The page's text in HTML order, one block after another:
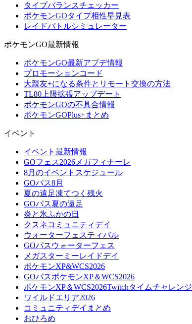
タイプバランスチェッカー
ポケモンGOタイプ相性早見表
レイドバトルシミュレーター
ポケモンGO最新情報
ポケモンGO最新アプデ情報
プロモーションコード
大親友+になる条件とリモート交換の方法
TL80上限拡張アップデート
ポケモンGOの不具合情報
ポケモンGOPlus+まとめ
イベント
イベント最新情報
GOフェス2026メガフィナーレ
8月のイベントスケジュール
GOパス8月
夏の遠足凍てつく残火
GOパス夏の遠足
炎と氷ふかの日
クスネコミュニティデイ
ウォーターフェスティバル
GOパスウォーターフェス
メガスターミーレイドデイ
ポケモンXP&WCS2026
GOパスポケモンXP＆WCS2026
ポケモンXP＆WCS2026Twitchタイムチャレンジ
ワイルドエリア2026
コミュニティデイまとめ
おひろめ